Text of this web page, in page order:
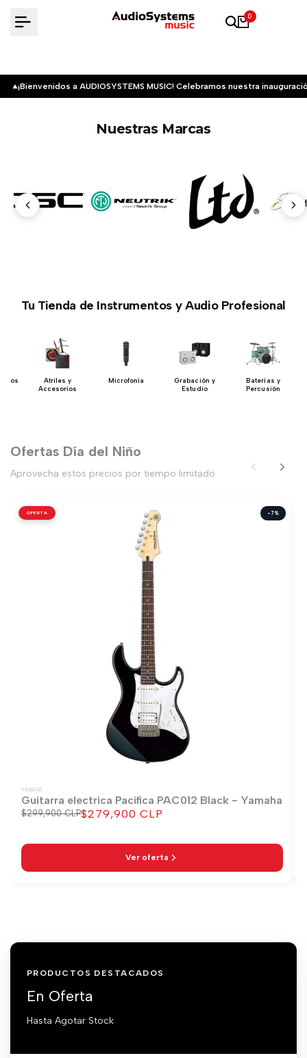
0
¡Bienvenidos a AUDIOSYSTEMS MUSIC! Celebramos nuestra
Nuestras Marcas
Tu Tienda de Instrumentos y Audio Profesional
Atriles y
Accesorios
Microfonía
Grabación y
Estudio
Baterías y
Percusión
Ofertas Día del Niño
Aprovecha estos precios por tiempo limitado
OFERTA -7%
YAMAHA
Guitarra electrica Pacifica PAC012 Black - Yamaha
Precio
$299,900 CLPPrecio
$279,900 CLP
Ver oferta
PRODUCTOS DESTACADOS
En Oferta
Hasta Agotar Stock